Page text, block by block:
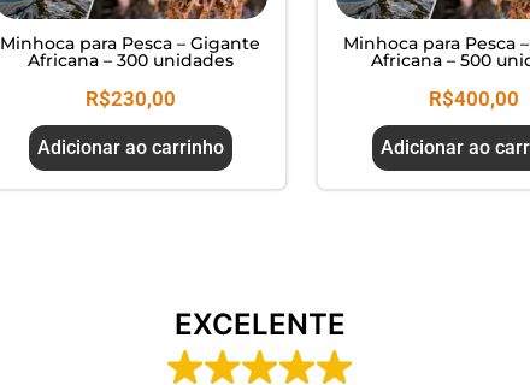
Minhoca para Pesca – Gigante
Africana – 300 unidades
R$230,00
Adicionar ao carrinho
Minhoca para Pesca
Africana – 500
R$400,00
Adicionar ao
EXCELENTE